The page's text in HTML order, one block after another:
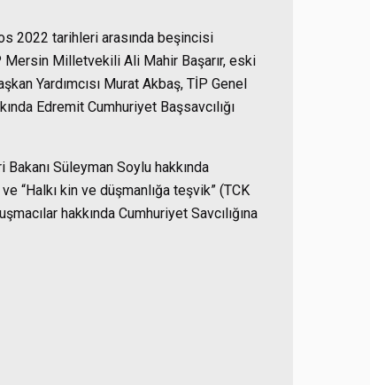
2022 tarihleri arasında beşincisi
Mersin Milletvekili Ali Mahir Başarır, eski
Yardımcısı Murat Akbaş, TİP Genel
Edremit Cumhuriyet Başsavcılığı
Süleyman Soylu hakkında
“Halkı kin ve düşmanlığa teşvik” (TCK
hakkında Cumhuriyet Savcılığına